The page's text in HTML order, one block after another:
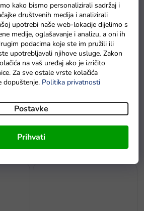
kako bismo personalizirali sadržaj i
društvenih medija i analizirali
upotrebi naše web-lokacije dijelimo s
medije, oglašavanje i analizu, a oni ih
podacima koje ste im pružili ili
upotrebljavali njihove usluge. Zakon
na vaš uređaj ako je izričito
Za sve ostale vrste kolačića
dopuštenje. Politika privatnosti
Postavke
Prihvati
6 dana
Pegla dječja sa zvučnim i
svjetlosnim efektima
Na zalihi - dostava do
6 dana